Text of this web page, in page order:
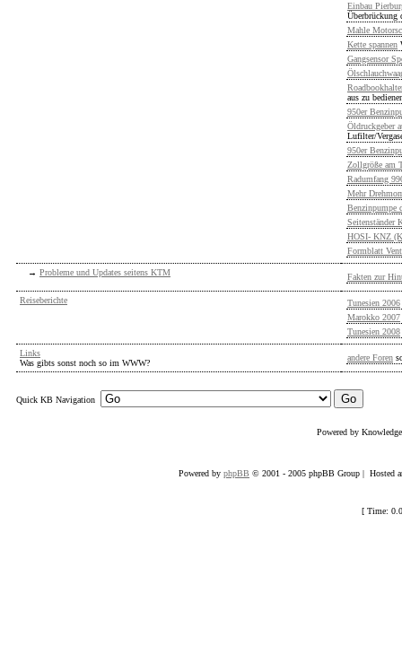
Einbau
Überbrückung
Mahle
Kette spannen
Gangsensor
aus zu
950er
Öldruckgeber
Lufilter/
950er
Zollgröße am
Radumfang
Mehr
Benzinpumpe
Seitenständer
HOSI- KNZ
Formblatt
→ Probleme und Updates seitens KTM Fakten zur
Reiseberichte
Tunesien 2006
Marokko 2007
Tunesien 2008
Links
Was gibts sonst noch so im WWW?
andere Foren
Quick KB Navigation
Powered by
Powered by phpBB © 2001 - 2005 phpBB Group | Hosted
[ Time: